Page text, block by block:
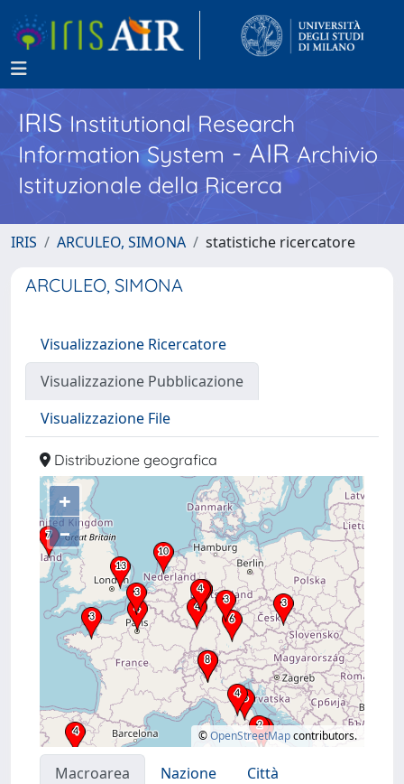
IRISInstitutional Research
Information System - AIR Archivio
Istituzionale della Ricerca
IRIS ARCULEO, SIMONA statistiche ricercatore
ARCULEO, SIMONA
Visualizzazione Ricercatore
Visualizzazione Pubblicazione
Visualizzazione File
Distribuzione geografica
+
–
©OpenStreetMapcontributors.
Macroarea Nazione
Città